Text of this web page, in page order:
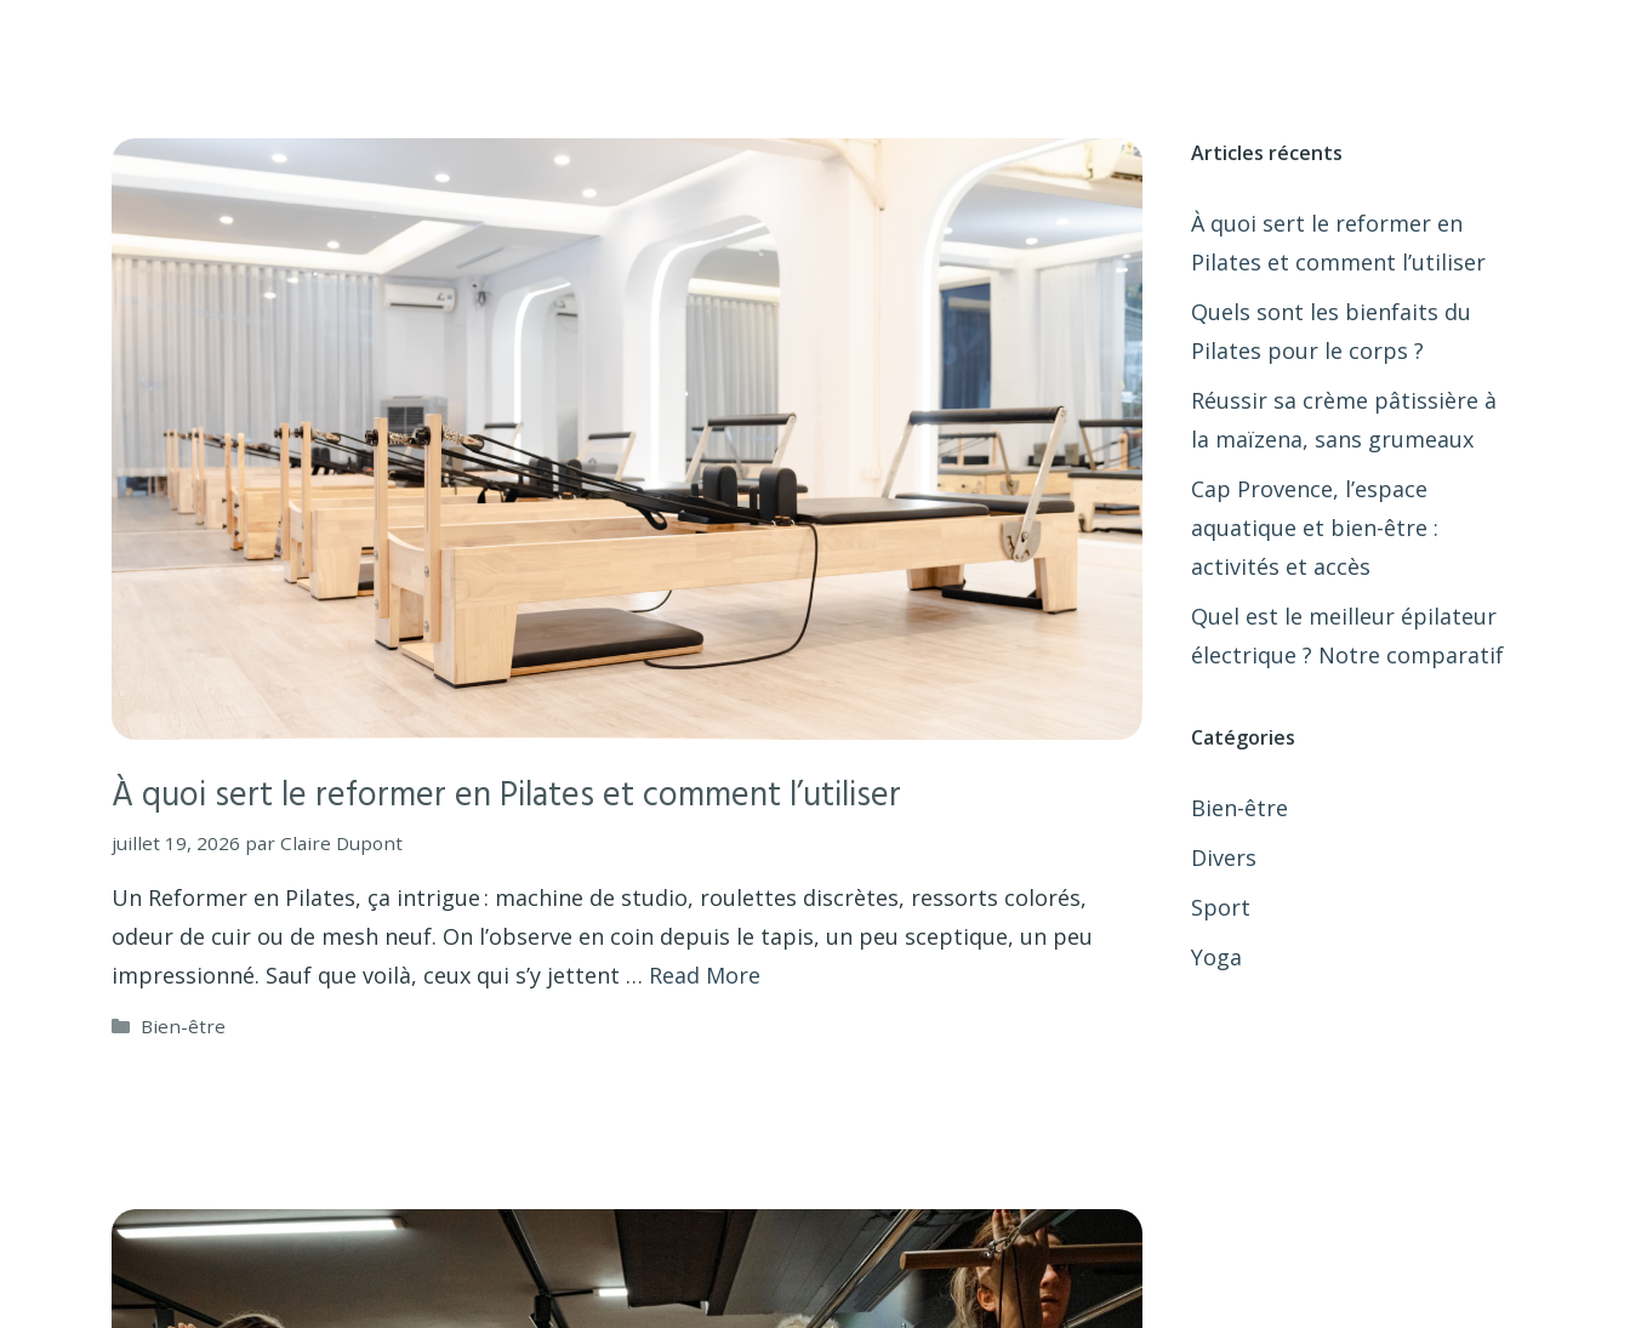
À quoi sert le reformer en Pilates et comment l’utiliser
juillet 19, 2026 par Claire Dupont
Un Reformer en Pilates, ça intrigue : machine de studio, roulettes discrètes, ressorts colorés,
odeur de cuir ou de mesh neuf. On l’observe en coin depuis le tapis, un peu sceptique, un peu
impressionné. Sauf que voilà, ceux qui s’y jettent … Read More
Catégories
Bien-être
Articles récents
À quoi sert le reformer en
Pilates et comment l’utiliser
Quels sont les bienfaits du
Pilates pour le corps ?
Réussir sa crème pâtissière à
la maïzena, sans grumeaux
Cap Provence, l’espace
aquatique et bien-être :
activités et accès
Quel est le meilleur épilateur
électrique ? Notre comparatif
Catégories
Bien-être
Divers
Sport
Yoga